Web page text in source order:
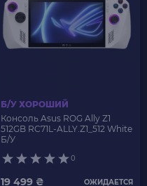
Б/У ХОРОШИЙ
Консоль Asus ROG Ally Z1
512GB RC71L-ALLY.Z1_512 White
Б/У
0
19 499 ₴ ОЖИДАЕТСЯ